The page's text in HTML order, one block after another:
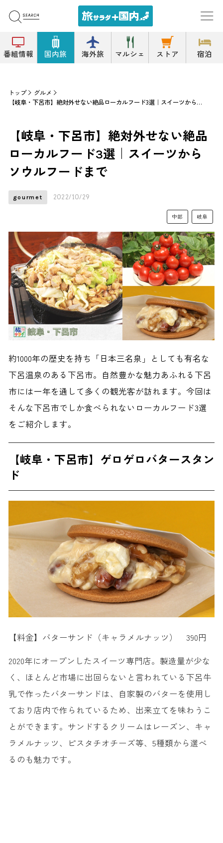
番組情報 国内旅 海外旅 マルシェ ストア 宿泊
トップ
グルメ
【岐阜・下呂市】絶対外せない絶品ローカルフード3選｜スイーツからソウルフードまで
【岐阜・下呂市】絶対外せない絶品
ローカルフード3選｜スイーツから
ソウルフードまで
gourmet 2022/10/29
中部 岐阜
約1000年の歴史を持ち「日本三名泉」としても有名な
下呂温泉のある下呂市。自然豊かな魅力あふれる下呂
市には一年を通して多くの観光客が訪れます。今回は
そんな下呂市でしか食べられないローカルフード3選
をご紹介します。
【岐阜・下呂市】ゲロゲロバタースタン
ド
【料金】バターサンド（キャラメルナッツ） 390円
2020年にオープンしたスイーツ専門店。製造量が少な
く、ほとんど市場に出回らないと言われている下呂牛
乳で作ったバターサンドは、自家製のバターを使用し
ており店内で作られているため、出来立てを味わうこ
とができます。サンドするクリームはレーズン、キャ
ラメルナッツ、ピスタチオチーズ等、5種類から選べ
るのも魅力です。